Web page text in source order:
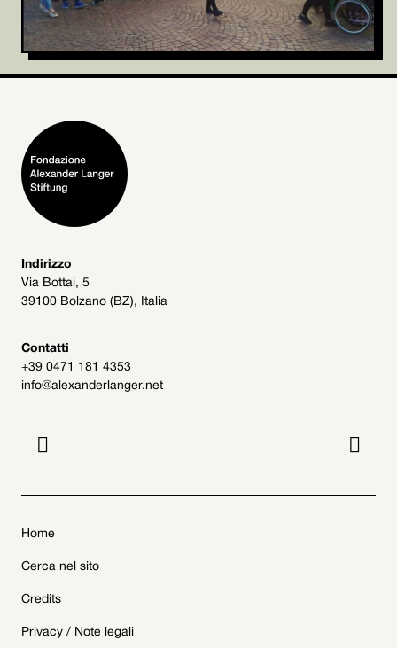
Indirizzo
Via Bottai, 5
39100 Bolzano (BZ), Italia
Contatti
+39 0471 181 4353
info@alexanderlanger.net
 
Home
Cerca nel sito
Credits
Privacy / Note legali